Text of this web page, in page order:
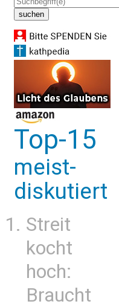
Top-15
meist-
diskutiert
Streit
kocht
hoch:
Braucht